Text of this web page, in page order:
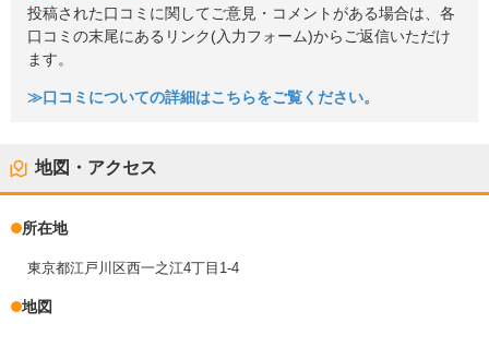
投稿された口コミに関してご意見・コメントがある場合は、各
口コミの末尾にあるリンク(入力フォーム)からご返信いただけ
ます。
≫口コミについての詳細はこちらをご覧ください。
地図・アクセス
所在地
東京都江戸川区西一之江4丁目1-4
地図